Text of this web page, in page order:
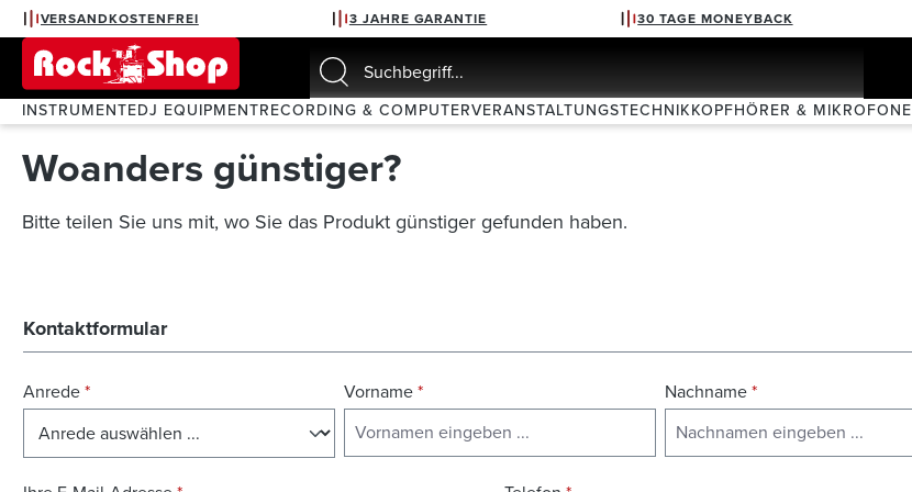
Zur Hauptnavigation springen
VERSANDKOSTENFREI 3 JAHRE GARANTIE 30 TAGE MONEYBACK
INSTRUMENTEDJ EQUIPMENTRECORDING & COMPUTERVERANSTALTUNGSTECHNIKKOPFHÖRER & MIKROFONE
Woanders günstiger?
Bitte teilen Sie uns mit, wo Sie das Produkt günstiger gefunden haben.
Kontaktformular
Anrede* Vorname* Nachname*